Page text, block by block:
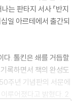
는 판타지 서사 『반지
일 아르테에서 출간되
다. 톨킨은 쇄를 거듭할
록하면서 책의 완성도
주년 기념판의 서문에
루어졌다고 밝혔다. 2